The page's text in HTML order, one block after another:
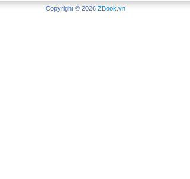
Copyright © 2026 ZBook.vn